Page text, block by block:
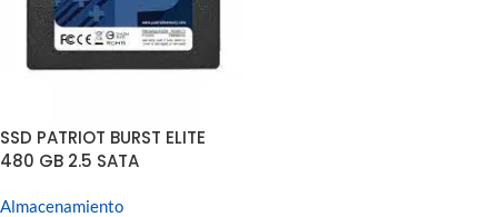
SSD PATRIOT BURST ELITE
480 GB 2.5 SATA
Almacenamiento